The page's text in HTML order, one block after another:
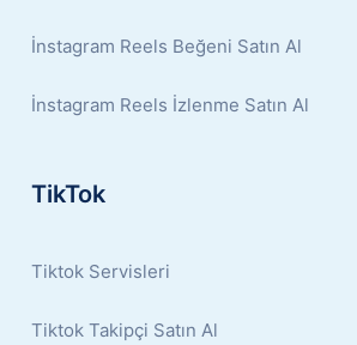
İnstagram Reels Beğeni Satın Al
İnstagram Reels İzlenme Satın Al
TikTok
Tiktok Servisleri
Tiktok Takipçi Satın Al